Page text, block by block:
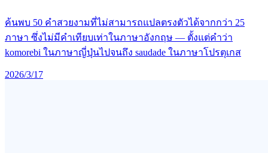
ค้นพบ 50 คำสวยงามที่ไม่สามารถแปลตรงตัวได้จากกว่า 25
ภาษา ซึ่งไม่มีคำเทียบเท่าในภาษาอังกฤษ — ตั้งแต่คำว่า
komorebi ในภาษาญี่ปุ่นไปจนถึง saudade ในภาษาโปรตุเกส
2026/3/17